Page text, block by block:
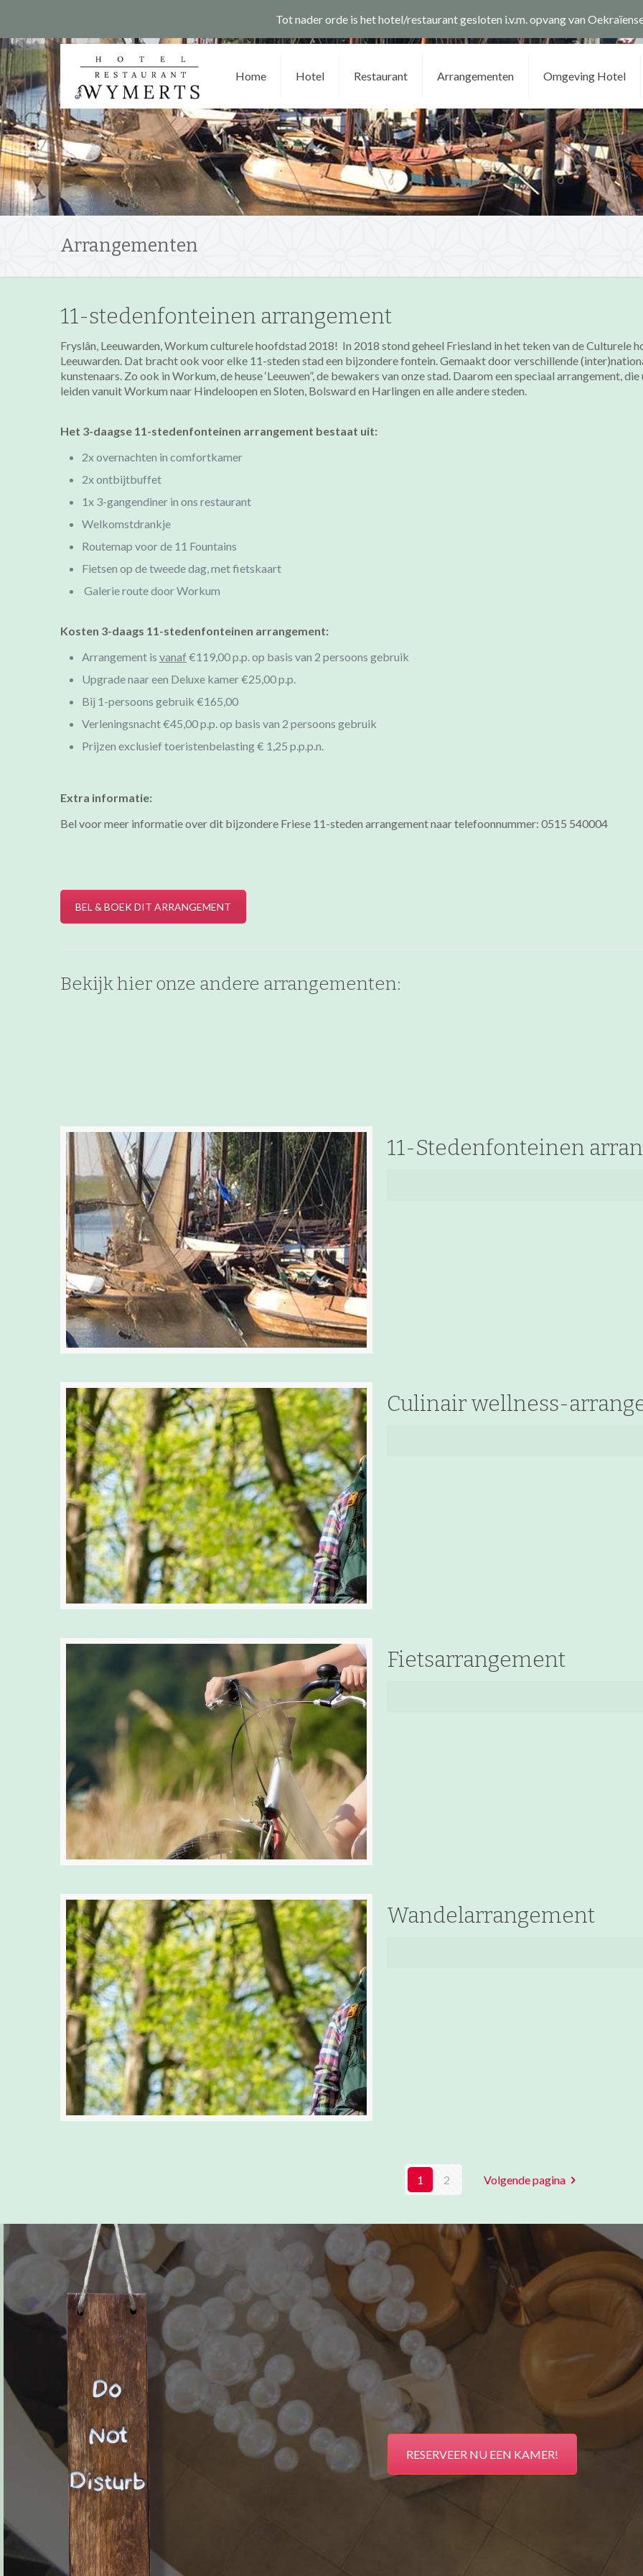
Tot nader orde is het hotel/restaurant gesloten i.v.m. opvang van
Home Hotel Restaurant Arrangementen Omgeving Hotel
Arrangementen
11-stedenfonteinen arrangement
Fryslân, Leeuwarden, Workum culturele hoofdstad 2018! In 2018 stond geheel Friesland in het teken van de Culturele
Leeuwarden. Dat bracht ook voor elke 11-steden stad een bijzondere fontein. Gemaakt door verschillende
kunstenaars. Zo ook in Workum, de heuse ‘Leeuwen”, de bewakers van onze stad. Daarom een speciaal arrangement, die
leiden vanuit Workum naar Hindeloopen en Sloten, Bolsward en Harlingen en alle andere steden.
Het 3-daagse 11-stedenfonteinen arrangement bestaat uit:
2x overnachten in comfortkamer
2x ontbijtbuffet
1x 3-gangendiner in ons restaurant
Welkomstdrankje
Routemap voor de 11 Fountains
Fietsen op de tweede dag, met fietskaart
Galerie route door Workum
Kosten 3-daags 11-stedenfonteinen arrangement:
Arrangement is vanaf €119,00 p.p. op basis van 2 persoons gebruik
Upgrade naar een Deluxe kamer €25,00 p.p.
Bij 1-persoons gebruik €165,00
Verleningsnacht €45,00 p.p. op basis van 2 persoons gebruik
Prijzen exclusief toeristenbelasting € 1,25 p.p.p.n.
Extra informatie:
Bel voor meer informatie over dit bijzondere Friese 11-steden arrangement naar telefoonnummer: 0515 540004
BEL & BOEK DIT ARRANGEMENT
Bekijk hier onze andere arrangementen:
11-Stedenfonteinen
Culinair wellness-
Fietsarrangement
Wandelarrangement
1 2 Volgende pagina
RESERVEER NU EEN KAMER!